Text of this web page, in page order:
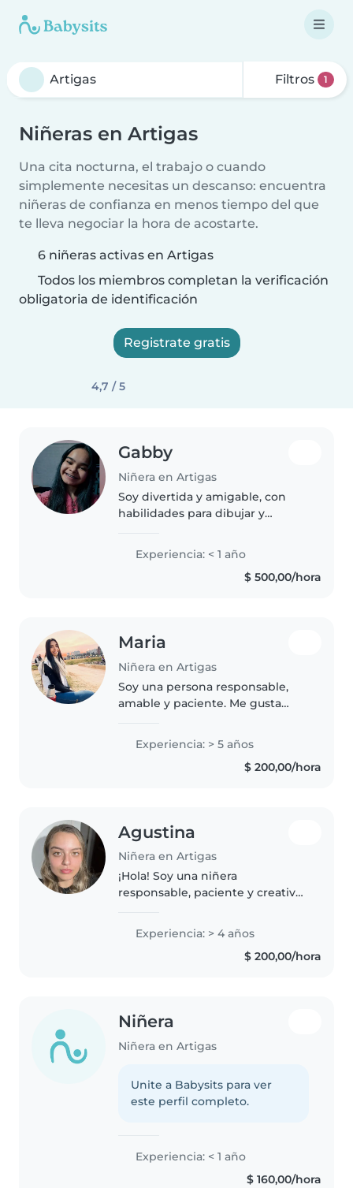
Filtros 1
Niñeras en Artigas
Una cita nocturna, el trabajo o cuando
simplemente necesitas un descanso: encuentra
niñeras de confianza en menos tiempo del que
te lleva negociar la hora de acostarte.
6 niñeras activas en Artigas
Todos los miembros completan la verificación
obligatoria de identificación
Registrate gratis
4,7 / 5
Gabby
Niñera en Artigas
Soy divertida y amigable, con
habilidades para dibujar y
trabajar con bebés, niños
pequeños y preescolares. Con mi
nivel de educación hasta 5to de
Experiencia: < 1 año
$ 500,00/hora
Maria
Niñera en Artigas
Soy una persona responsable,
amable y paciente. Me gusta
considero atenta y
comprometida, siempre
Experiencia: > 5 años
$ 200,00/hora
Agustina
Niñera en Artigas
¡Hola! Soy una niñera
responsable, paciente y creativa
cuidando bebés y niños
pequeños. Me encanta dibujar,
Experiencia: > 4 años
$ 200,00/hora
Niñera
Niñera en Artigas
Unite a Babysits para ver
este perfil completo.
Experiencia: < 1 año
$ 160,00/hora